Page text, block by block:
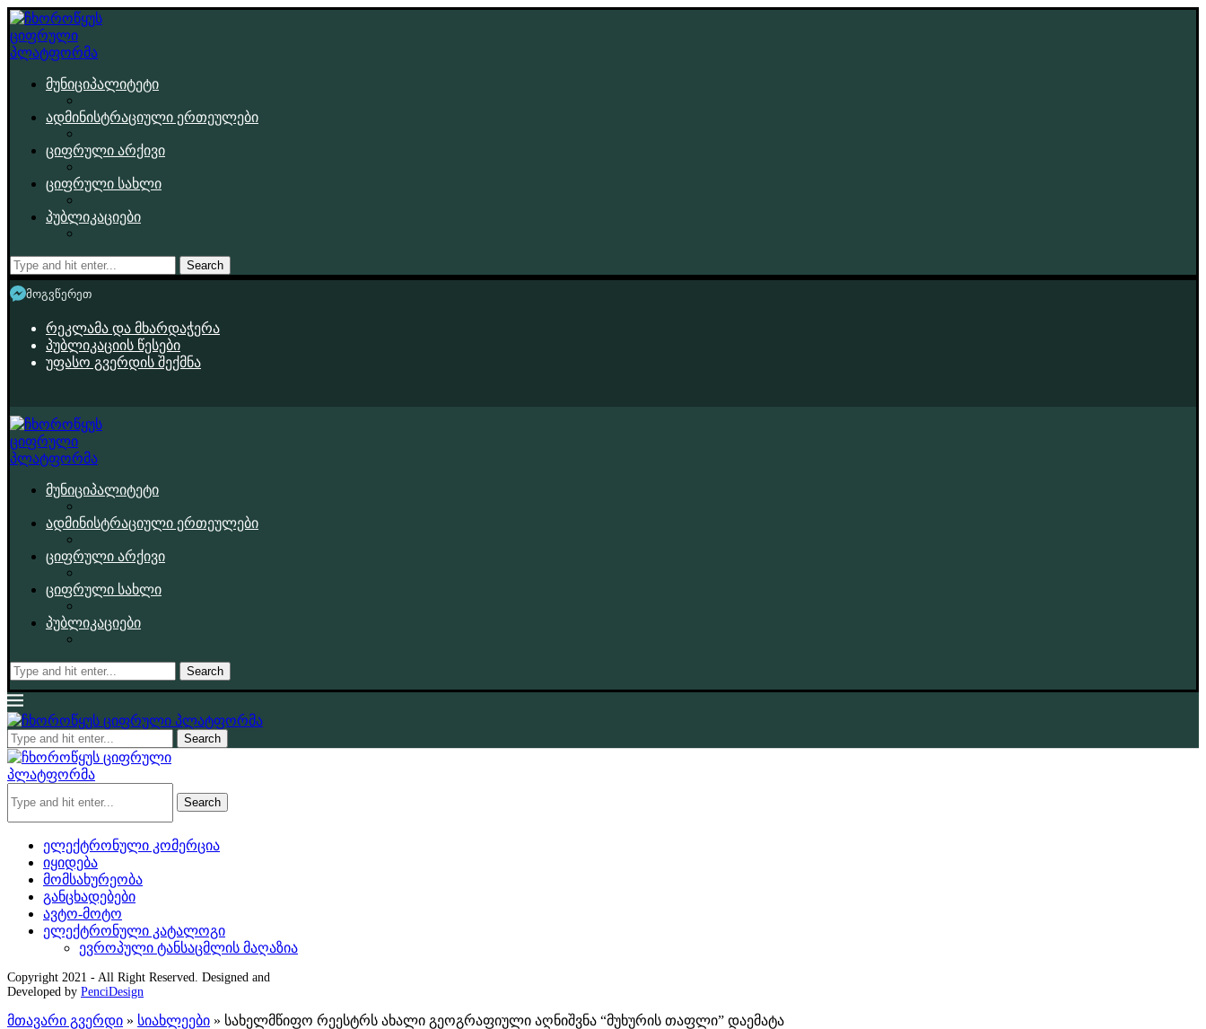
მუნიციპალიტეტი
ადმინისტრაციული ერთეულები
ციფრული არქივი
ციფრული სახლი
პუბლიკაციები
Search
მოგვწერეთ
რეკლამა და მხარდაჭერა
პუბლიკაციის წესები
უფასო გვერდის შექმნა
მუნიციპალიტეტი
ადმინისტრაციული ერთეულები
ციფრული არქივი
ციფრული სახლი
პუბლიკაციები
Search
Search
Search
ელექტრონული კომერცია
იყიდება
მომსახურეობა
განცხადებები
ავტო-მოტო
ელექტრონული კატალოგი
ევროპული ტანსაცმლის მაღაზია
Copyright 2021 - All Right Reserved. Designed and
Developed by PenciDesign
მთავარი გვერდი » სიახლეები » სახელმწიფო რეესტრს ახალი გეოგრაფიული აღნიშვნა “მუხურის თაფლი” დაემატა